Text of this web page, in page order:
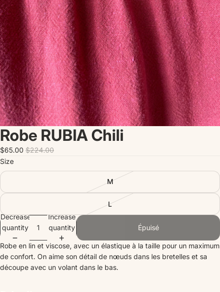
Robe RUBIA Chili
$65.00 $224.00
Size
M
L
Decrease
quantity
Increase
quantity
Épuisé
Robe en lin et viscose, avec un élastique à la taille pour un maximum
de confort. On aime son détail de nœuds dans les bretelles et sa
découpe avec un volant dans le bas.